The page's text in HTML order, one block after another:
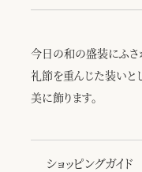
今日の和の盛装にふさ
礼節を重んじた装いと
美に飾ります。
ショッピングガイド